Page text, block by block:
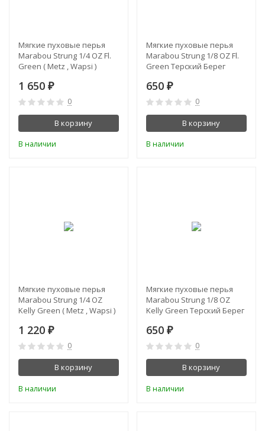
Мягкие пуховые перья
Marabou Strung 1/4 OZ Fl.
Green ( Metz , Wapsi )
1 650 ₽
0
В корзину
В наличии
Мягкие пуховые перья
Marabou Strung 1/8 OZ Fl.
Green Терский Берег
650 ₽
0
В корзину
В наличии
Мягкие пуховые перья
Marabou Strung 1/4 OZ
Kelly Green ( Metz , Wapsi )
1 220 ₽
0
В корзину
В наличии
Мягкие пуховые перья
Marabou Strung 1/8 OZ
Kelly Green Терский Берег
650 ₽
0
В корзину
В наличии